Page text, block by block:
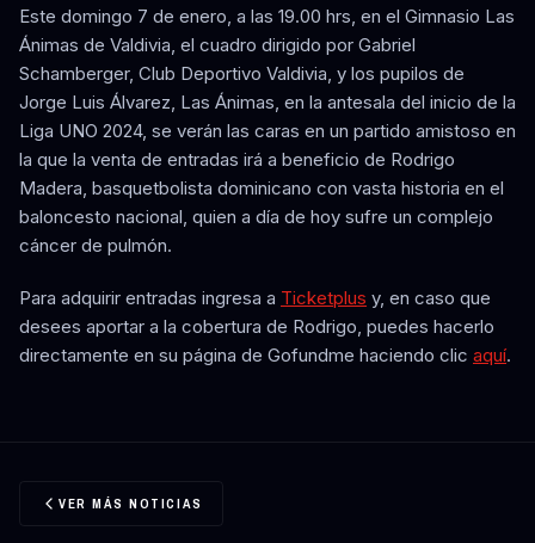
Este domingo 7 de enero, a las 19.00 hrs, en el Gimnasio Las
Ánimas de Valdivia, el cuadro dirigido por Gabriel
Schamberger, Club Deportivo Valdivia, y los pupilos de
Jorge Luis Álvarez, Las Ánimas, en la antesala del inicio de la
Liga UNO 2024, se verán las caras en un partido amistoso en
la que la venta de entradas irá a beneficio de Rodrigo
Madera, basquetbolista dominicano con vasta historia en el
baloncesto nacional, quien a día de hoy sufre un complejo
cáncer de pulmón.
Para adquirir entradas ingresa a Ticketplus y, en caso que
desees aportar a la cobertura de Rodrigo, puedes hacerlo
directamente en su página de Gofundme haciendo clic aquí.
VER MÁS NOTICIAS